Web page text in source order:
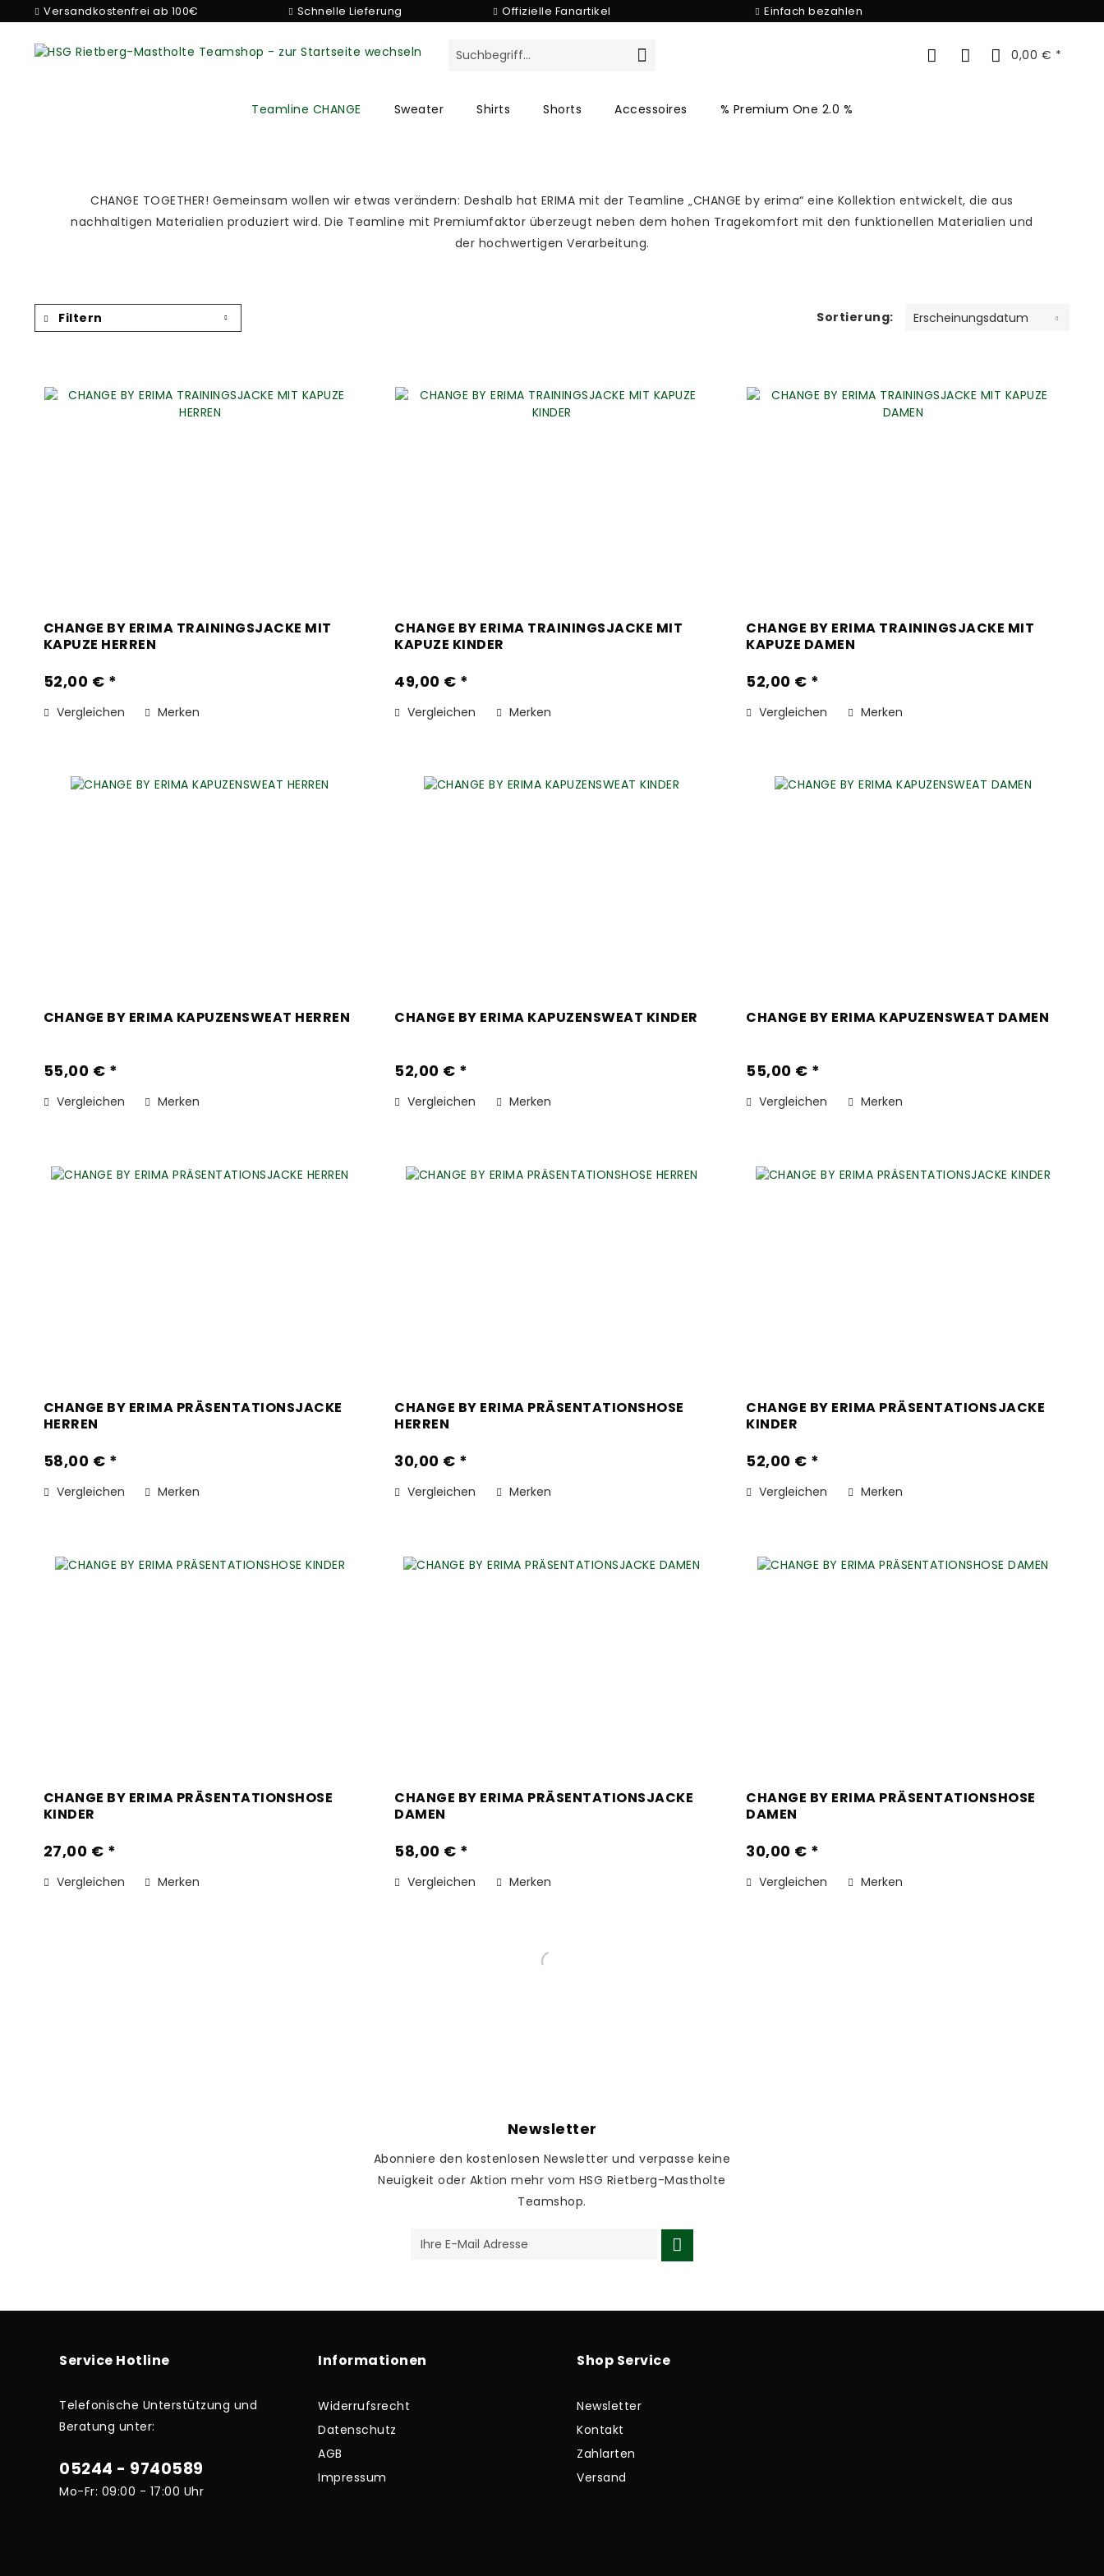
Versandkostenfrei ab 100€ Schnelle Lieferung Offizielle Fanartikel Einfach bezahlen
0,00 € *
Teamline CHANGE Sweater Shirts Shorts Accessoires % Premium One 2.0 %
CHANGE TOGETHER! Gemeinsam wollen wir etwas verändern: Deshalb hat ERIMA mit der Teamline „CHANGE by erima“ eine Kollektion entwickelt, die aus
nachhaltigen Materialien produziert wird. Die Teamline mit Premiumfaktor überzeugt neben dem hohen Tragekomfort mit den funktionellen Materialien und
der hochwertigen Verarbeitung.
Filtern Sortierung:
CHANGE BY ERIMA TRAININGSJACKE MIT
KAPUZE HERREN
52,00 € *
Vergleichen Merken
CHANGE BY ERIMA TRAININGSJACKE MIT
KAPUZE KINDER
49,00 € *
Vergleichen Merken
CHANGE BY ERIMA TRAININGSJACKE MIT
KAPUZE DAMEN
52,00 € *
Vergleichen Merken
CHANGE BY ERIMA KAPUZENSWEAT HERREN
55,00 € *
Vergleichen Merken
CHANGE BY ERIMA KAPUZENSWEAT KINDER
52,00 € *
Vergleichen Merken
CHANGE BY ERIMA KAPUZENSWEAT DAMEN
55,00 € *
Vergleichen Merken
CHANGE BY ERIMA PRÄSENTATIONSJACKE
HERREN
58,00 € *
Vergleichen Merken
CHANGE BY ERIMA PRÄSENTATIONSHOSE
HERREN
30,00 € *
Vergleichen Merken
CHANGE BY ERIMA PRÄSENTATIONSJACKE
KINDER
52,00 € *
Vergleichen Merken
CHANGE BY ERIMA PRÄSENTATIONSHOSE
KINDER
27,00 € *
Vergleichen Merken
CHANGE BY ERIMA PRÄSENTATIONSJACKE
DAMEN
58,00 € *
Vergleichen Merken
CHANGE BY ERIMA PRÄSENTATIONSHOSE
DAMEN
30,00 € *
Vergleichen Merken
Newsletter
Abonniere den kostenlosen Newsletter und verpasse keine
Neuigkeit oder Aktion mehr vom HSG Rietberg-Mastholte
Teamshop.
Service Hotline
Telefonische Unterstützung und
Beratung unter:
05244 - 9740589
Mo-Fr: 09:00 - 17:00 Uhr
Informationen
Widerrufsrecht
Datenschutz
AGB
Impressum
Shop Service
Newsletter
Kontakt
Zahlarten
Versand